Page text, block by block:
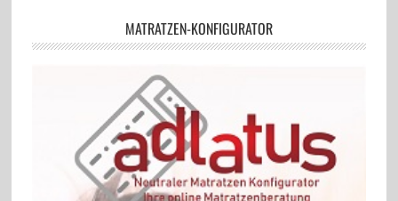
MATRATZEN-KONFIGURATOR